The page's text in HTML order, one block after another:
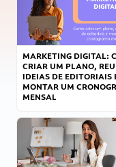
MARKETING DIGITAL:
CRIAR UM PLANO,
IDEIAS DE EDITORIAIS
MONTAR UM
MENSAL